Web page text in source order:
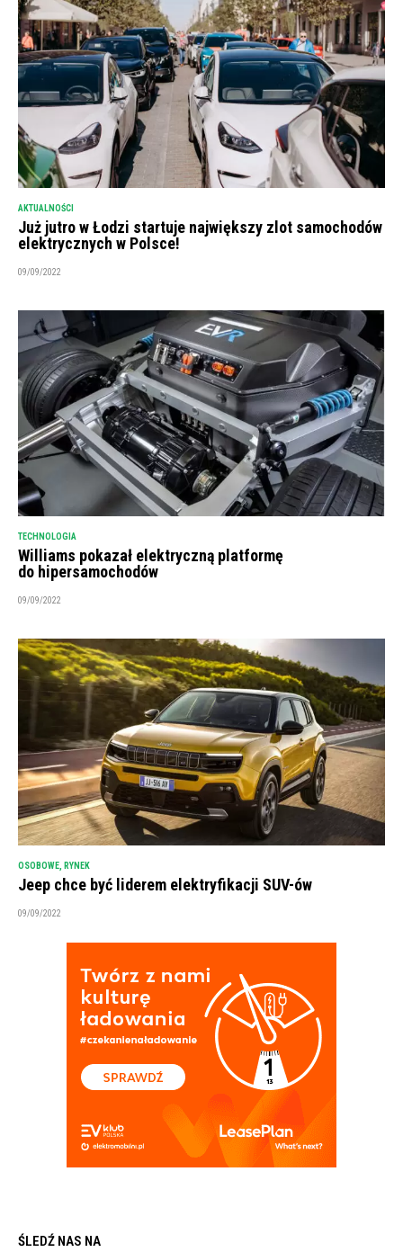
AKTUALNOŚCI
Już jutro w Łodzi startuje największy zlot samochodów
elektrycznych w Polsce!
09/09/2022
TECHNOLOGIA
Williams pokazał elektryczną platformę
do hipersamochodów
09/09/2022
OSOBOWE RYNEK
Jeep chce być liderem elektryfikacji SUV-ów
09/09/2022
ŚLEDŹ NAS NA